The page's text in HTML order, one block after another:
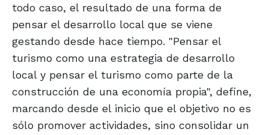
todo caso, el resultado de una forma de
pensar el desarrollo local que se viene
gestando desde hace tiempo. "Pensar el
turismo como una estrategia de desarrollo
local y pensar el turismo como parte de la
construcción de una economía propia", define,
marcando desde el inicio que el objetivo no es
sólo promover actividades, sino consolidar un